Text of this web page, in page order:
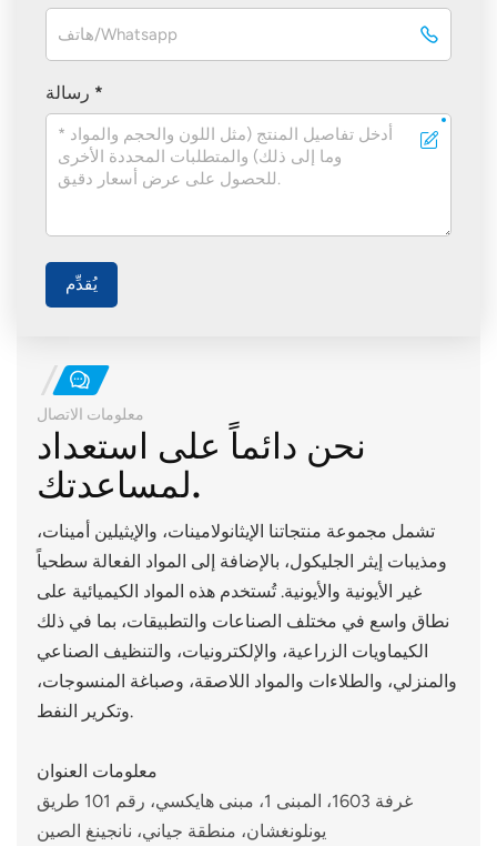
رسالة *
يُقدِّم
معلومات الاتصال
نحن دائماً على استعداد
لمساعدتك.
تشمل مجموعة منتجاتنا الإيثانولامينات، والإيثيلين أمينات،
ومذيبات إيثر الجليكول، بالإضافة إلى المواد الفعالة سطحياً
غير الأيونية والأيونية. تُستخدم هذه المواد الكيميائية على
نطاق واسع في مختلف الصناعات والتطبيقات، بما في ذلك
الكيماويات الزراعية، والإلكترونيات، والتنظيف الصناعي
والمنزلي، والطلاءات والمواد اللاصقة، وصباغة المنسوجات،
وتكرير النفط.
معلومات العنوان
غرفة 1603، المبنى 1، مبنى هايكسي، رقم 101 طريق
يونلونغشان، منطقة جياني، نانجينغ الصين